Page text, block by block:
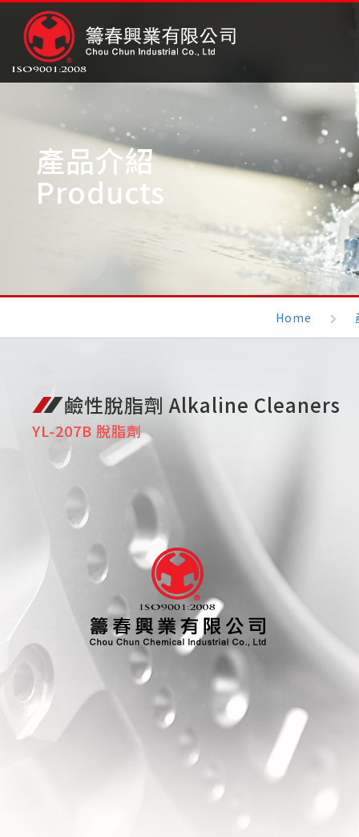
產品介紹
Products
Home
鹼性脫脂劑 Alkaline Cleaners
YL-207B 脫脂劑